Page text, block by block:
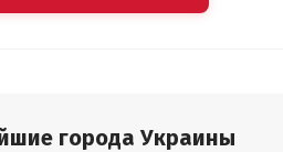
города Украины